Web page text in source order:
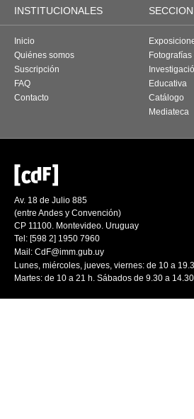
INSTITUCIONALES
Inicio
Quiénes somos
Suscripción
FAQ
Contacto
Educativa
Catálogo
Mediateca
Av. 18 de Julio 885
(entre Andes y Convención)
CP 11100. Montevideo. Uruguay
Tel: [598 2] 1950 7960
Mail: CdF@imm.gub.uy
Lunes, miércoles, jueves, viernes: de 10 a
Martes: de 10 a 21 h. Sábados de 9.30 a